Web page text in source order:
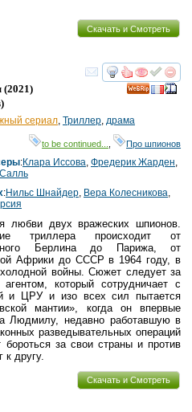
Скачать и Смотреть
смотреть
(2021)
)
сериал, Триллер, драма
to be continued... Про шпионов
:Клара Иссова, Фредерик Жарден,
:Нильс Шнайдер, Вера Колесникова,
любви двух вражеских шпионов.
триллера происходит от
Берлина до Парижа, от
Африки до СССР в 1964 году, в
холодной войны. Сюжет следует за
который сотрудничает с
и ЦРУ и изо всех сил пытается
мантии», когда он впервые
Людмилу, недавно работавшую в
разведывательных операций
за свои страны и против
к другу.
Скачать и Смотреть